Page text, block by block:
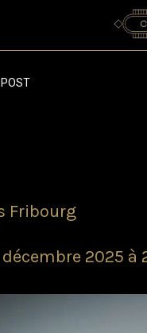
POST
Fribourg
décembre 2025